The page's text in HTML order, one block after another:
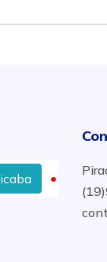
Onde